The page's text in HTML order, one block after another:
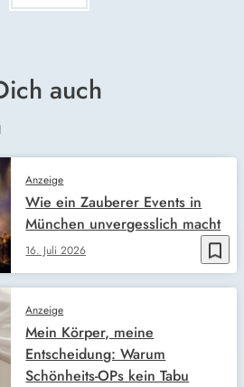
auch
bookmark_border
Anzeige
16. Juli 2026
Wie ein Zauberer Events in
München unvergesslich macht
Anzeige
Mein Körper, meine
Entscheidung: Warum
Schönheits-OPs kein Tabu